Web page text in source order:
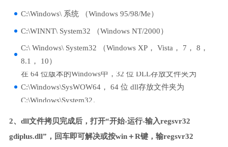
C:\Windows\ 系统 （Windows 95/98/Me）
C:\WINNT\ System32 （Windows NT/2000）
C:\ Windows\ System32 （Windows XP， Vista， 7， 8，
8.1， 10）
在 64 位版本的Windows中，32 位 DLL存放文件夹为
C:\Windows\SysWOW64， 64 位 dll存放文件夹为
C:\Windows\System32。
2、dll文件拷贝完成后，打开“开始-运行-输入regsvr32
gdiplus.dll”，回车即可解决或按win＋R键，输regsvr32